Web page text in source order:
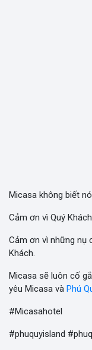
Micasa không biết
Cảm ơn vì Quý
Cảm ơn vì những nụ
Khách.
Micasa sẽ luôn cố
yêu Micasa và Phú
#Micasahotel
#phuquyisland